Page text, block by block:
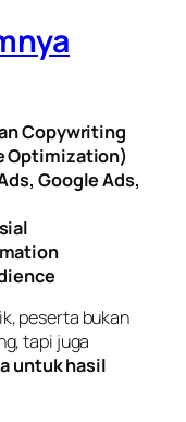
Copywriting
Optimization)
Google Ads,
peserta bukan
, tapi juga
untuk hasil